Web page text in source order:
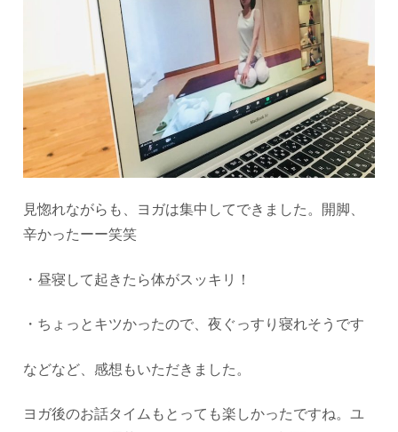
見惚れながらも、ヨガは集中してできました。 開脚、
辛かったーー笑笑
・昼寝して起きたら体がスッキリ！
・ちょっとキツかったので、夜ぐっすり寝れそうです
などなど、感想もいただきました。
ヨガ後のお話タイムもとっても楽しかったですね。 ユ